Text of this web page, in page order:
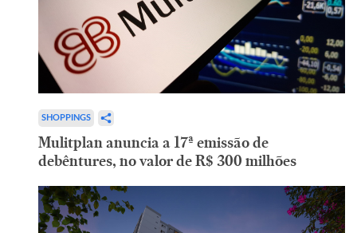
SHOPPINGS
Mulitplan anuncia a 17ª emissão de
debêntures, no valor de R$ 300 milhões